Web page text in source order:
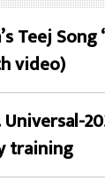
Teej
video)
training